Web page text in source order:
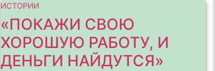
ИСТОРИИ
«ПОКАЖИ СВОЮ
ХОРОШУЮ РАБОТУ, И
ДЕНЬГИ НАЙДУТСЯ»